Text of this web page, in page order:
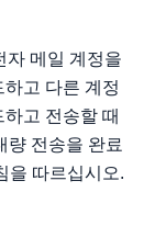
자 메일 계정을
고 다른 계정
고 전송할 때
량 전송을 완료
을 따르십시오.